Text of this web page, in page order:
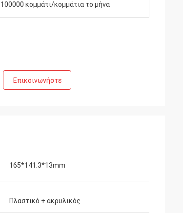
100000 κομμάτι/κομμάτια το μήνα
Επικοινωνήστε
165*141.3*13mm
Πλαστικό + ακρυλικός